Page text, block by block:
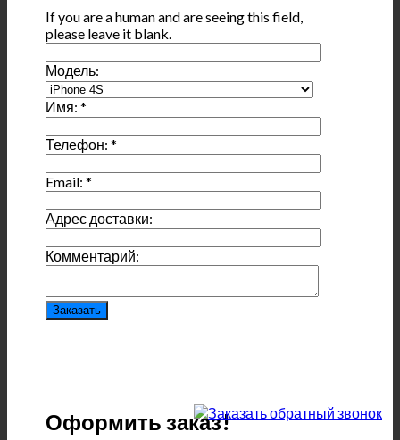
If you are a human and are seeing this field,
please leave it blank.
Модель:
Имя:*
Телефон:*
Email:*
Адрес доставки:
Комментарий:
Оформить заказ!